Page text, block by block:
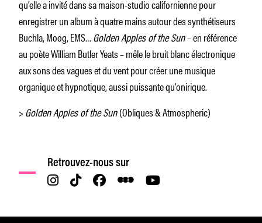
qu’elle a invité dans sa maison-studio californienne pour
enregistrer un album à quatre mains autour des synthétiseurs
Buchla, Moog, EMS…Golden Apples of the Sun– en référence
au poète William Butler Yeats – mêle le bruit blanc électronique
aux sons des vagues et du vent pour créer une musique
organique et hypnotique, aussi puissante qu’onirique.
>Golden Apples of the Sun(Obliques & Atmospheric)
Retrouvez-nous sur